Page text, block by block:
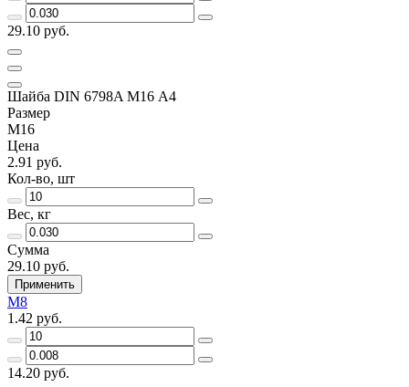
29.10 руб.
Шайба DIN 6798A М16 А4
Размер
М16
Цена
2.91 руб.
Кол-во, шт
Вес, кг
Сумма
29.10 руб.
Применить
М8
1.42 руб.
14.20 руб.